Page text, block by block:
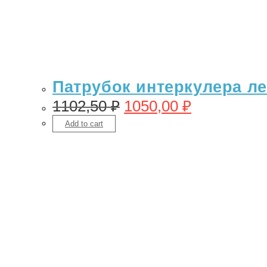
Патрубок интеркулера
1102,50₽ 1050,00 ₽
Add to cart